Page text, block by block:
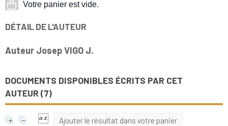
DÉTAIL DE L'AUTEUR
Auteur Josep VIGO J.
DOCUMENTS DISPONIBLES ÉCRITS PAR CET
AUTEUR (7)
Ajouter le résultat dans votre panier